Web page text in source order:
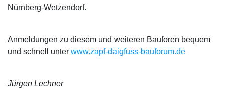
Nürnberg-Wetzendorf.
Anmeldungen zu diesem und weiteren Bauforen bequem
und schnell unter www.zapf-daigfuss-bauforum.de
Jürgen Lechner